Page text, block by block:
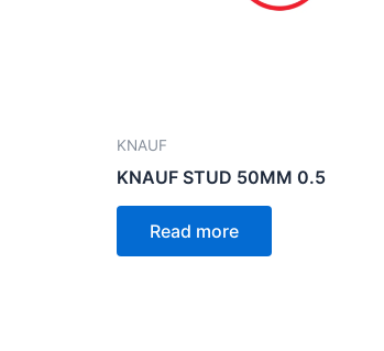
KNAUF
KNAUF STUD 50MM 0.5
Read more